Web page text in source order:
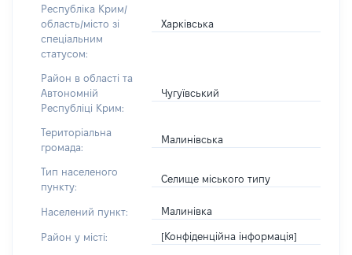
Республіка Крим/
область/місто зі
спеціальним
статусом:
Харківська
Район в області та
Автономній
Республіці Крим:
Чугуївський
Територіальна
громада:
Малинівська
Тип населеного
пункту:
Селище міського типу
Населений пункт: Малинівка
Район у місті: [Конфіденційна інформація]